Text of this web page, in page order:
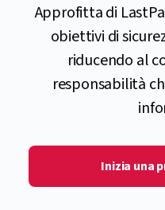
Approfitta di
obiettivi di
riducendo al
responsabilità
Inizia una